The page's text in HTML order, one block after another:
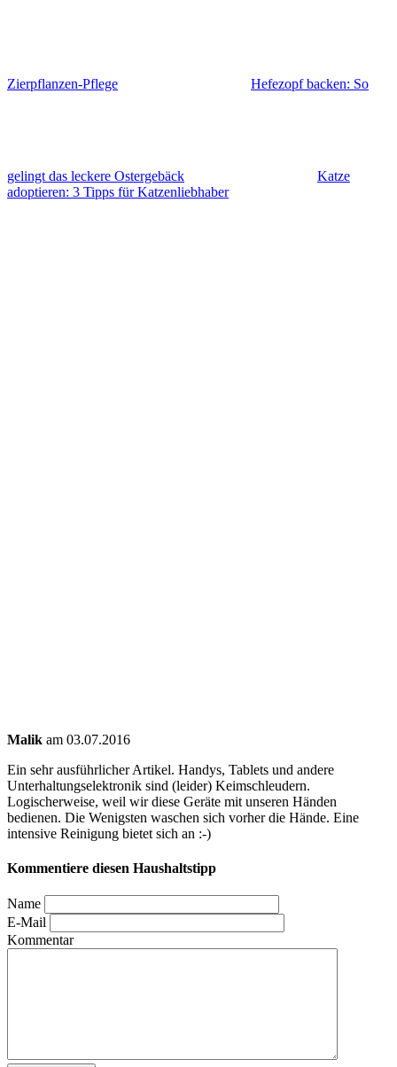
Zierpflanzen-Pflege Hefezopf backen: So
gelingt das leckere Ostergebäck
Katze
adoptieren: 3 Tipps für Katzenliebhaber
Malik am 03.07.2016
Ein sehr ausführlicher Artikel. Handys, Tablets und andere
Unterhaltungselektronik sind (leider) Keimschleudern.
Logischerweise, weil wir diese Geräte mit unseren Händen
bedienen. Die Wenigsten waschen sich vorher die Hände. Eine
intensive Reinigung bietet sich an :-)
Kommentiere diesen Haushaltstipp
Name
E-Mail
Kommentar